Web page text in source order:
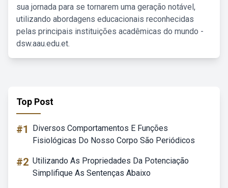
sua jornada para se tornarem uma geração notável,
utilizando abordagens educacionais reconhecidas
pelas principais instituições acadêmicas do mundo -
dsw.aau.edu.et.
Top Post
#1
Diversos Comportamentos E Funções
Fisiológicas Do Nosso Corpo São Periódicos
#2 Utilizando As Propriedades Da Potenciação
Simplifique As Sentenças Abaixo